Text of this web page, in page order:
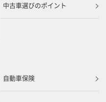
中古車選びのポイント
自動車保険